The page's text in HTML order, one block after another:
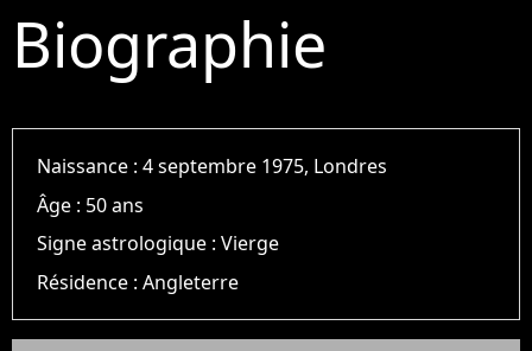
Biographie
Naissance :4 septembre 1975, Londres
Âge : 50 ans
Signe astrologique :Vierge
Résidence :Angleterre